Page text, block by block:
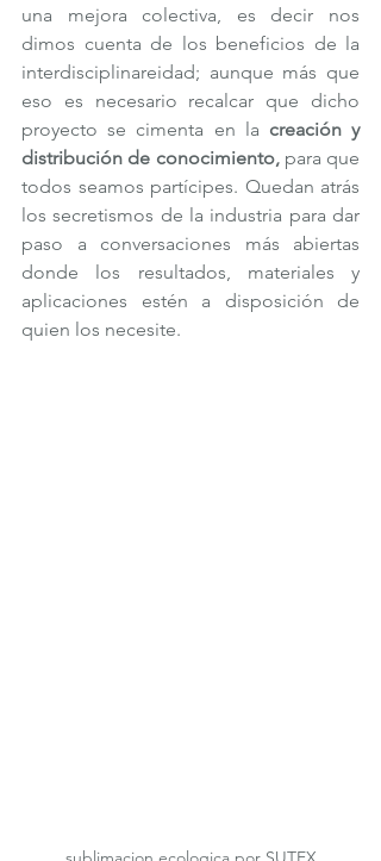
una mejora colectiva, es decir nos
dimos cuenta de los beneficios de la
interdisciplinareidad; aunque más que
eso es necesario recalcar que dicho
proyecto se cimenta en la creación y
distribución de conocimiento, para que
todos seamos partícipes. Quedan atrás
los secretismos de la industria para dar
paso a conversaciones más abiertas
donde los resultados, materiales y
aplicaciones estén a disposición de
quien los necesite.